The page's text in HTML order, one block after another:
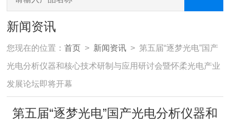
新闻资讯
您现在的位置：首页 > 新闻资讯 > 第五届“逐梦光电”国产
光电分析仪器和核心技术研制与应用研讨会暨怀柔光电产业
发展论坛即将开幕
第五届“逐梦光电”国产光电分析仪器和